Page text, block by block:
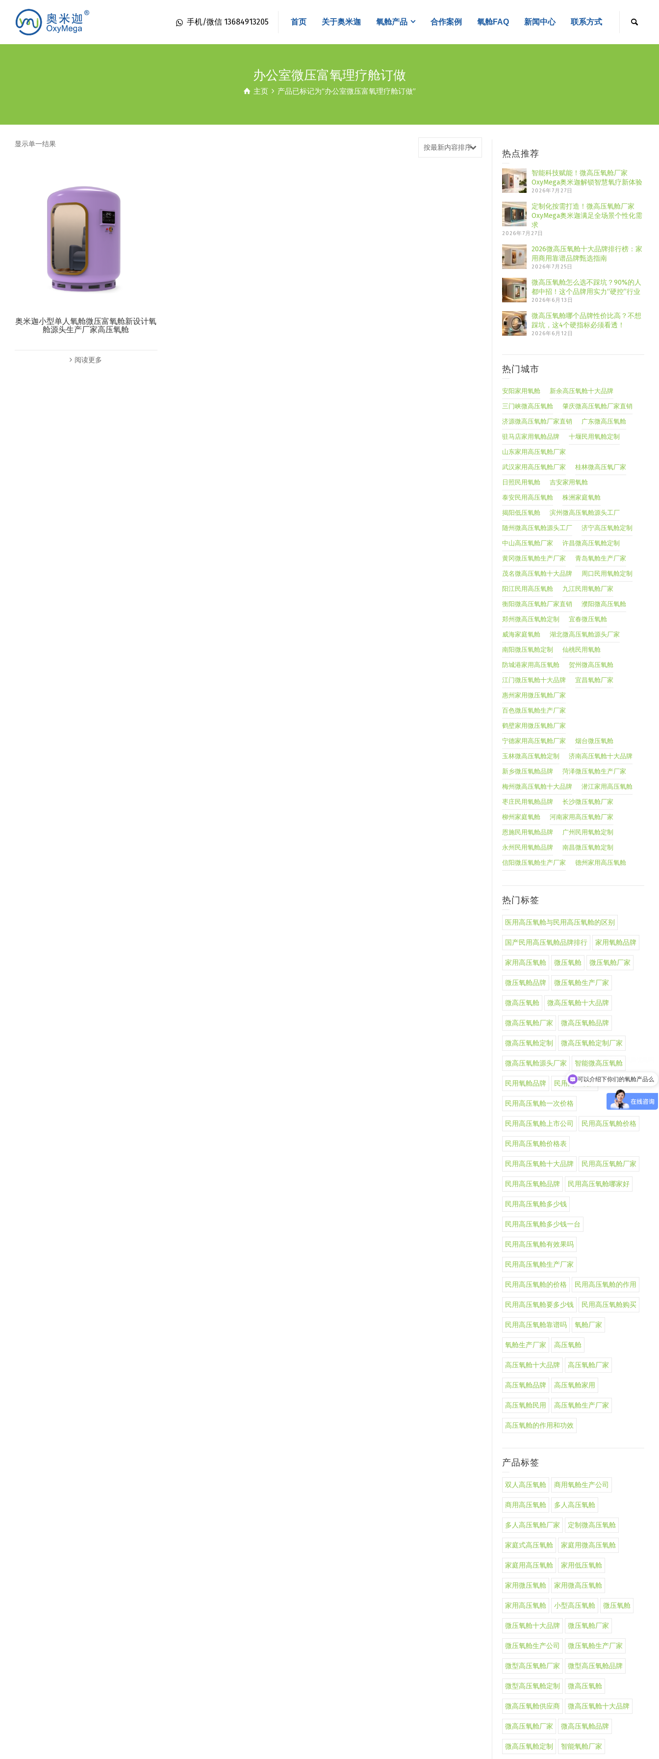
手机/微信 13684913205 首页 关于奥米迦 氧舱产品 合作案例 氧舱FAQ 新闻中心 联系方式
办公室微压富氧理疗舱订做
主页 产品已标记为“办公室微压富氧理疗舱订做”
显示单一结果 按最新内容排序
奥米迦小型单人氧舱微压富氧舱新设计氧
舱源头生产厂家高压氧舱
阅读更多
热点推荐
智能科技赋能！微高压氧舱厂家
OxyMega奥米迦解锁智慧氧疗新体验
2026年7月27日
定制化按需打造！微高压氧舱厂家
OxyMega奥米迦满足全场景个性化需
求
2026年7月27日
2026微高压氧舱十大品牌排行榜：家
用商用靠谱品牌甄选指南
2026年7月25日
微高压氧舱怎么选不踩坑？90%的人
都中招！这个品牌用实力“硬控”行业
2026年6月13日
微高压氧舱哪个品牌性价比高？不想
踩坑，这4个硬指标必须看透！
2026年6月12日
热门城市
安阳家用氧舱 新余高压氧舱十大品牌
三门峡微高压氧舱 肇庆微高压氧舱厂家直销
济源微高压氧舱厂家直销 广东微高压氧舱
驻马店家用氧舱品牌 十堰民用氧舱定制
山东家用高压氧舱厂家
武汉家用高压氧舱厂家 桂林微高压氧厂家
日照民用氧舱 吉安家用氧舱
泰安民用高压氧舱 株洲家庭氧舱
揭阳低压氧舱 滨州微高压氧舱源头工厂
随州微高压氧舱源头工厂 济宁高压氧舱定制
中山高压氧舱厂家 许昌微高压氧舱定制
黄冈微压氧舱生产厂家 青岛氧舱生产厂家
茂名微高压氧舱十大品牌 周口民用氧舱定制
阳江民用高压氧舱 九江民用氧舱厂家
衡阳微高压氧舱厂家直销 濮阳微高压氧舱
郑州微高压氧舱定制 宜春微压氧舱
威海家庭氧舱 湖北微高压氧舱源头厂家
南阳微压氧舱定制 仙桃民用氧舱
防城港家用高压氧舱 贺州微高压氧舱
江门微压氧舱十大品牌 宜昌氧舱厂家
惠州家用微压氧舱厂家
百色微压氧舱生产厂家
鹤壁家用微压氧舱厂家
宁德家用高压氧舱厂家 烟台微压氧舱
玉林微高压氧舱定制 济南高压氧舱十大品牌
新乡微压氧舱品牌 菏泽微压氧舱生产厂家
梅州微高压氧舱十大品牌 潜江家用高压氧舱
枣庄民用氧舱品牌 长沙微压氧舱厂家
柳州家庭氧舱 河南家用高压氧舱厂家
恩施民用氧舱品牌 广州民用氧舱定制
永州民用氧舱品牌 南昌微压氧舱定制
信阳微压氧舱生产厂家 德州家用高压氧舱
热门标签
医用高压氧舱与民用高压氧舱的区别
国产民用高压氧舱品牌排行 家用氧舱品牌
家用高压氧舱 微压氧舱 微压氧舱厂家
微压氧舱品牌 微压氧舱生产厂家
微高压氧舱 微高压氧舱十大品牌
微高压氧舱厂家 微高压氧舱品牌
微高压氧舱定制 微高压氧舱定制厂家
微高压氧舱源头厂家 智能微高压氧舱
民用氧舱品牌 民用高压氧舱
民用高压氧舱一次价格
民用高压氧舱上市公司 民用高压氧舱价格
民用高压氧舱价格表
民用高压氧舱十大品牌 民用高压氧舱厂家
民用高压氧舱品牌 民用高压氧舱哪家好
民用高压氧舱多少钱
民用高压氧舱多少钱一台
民用高压氧舱有效果吗
民用高压氧舱生产厂家
民用高压氧舱的价格 民用高压氧舱的作用
民用高压氧舱要多少钱 民用高压氧舱购买
民用高压氧舱靠谱吗 氧舱厂家
氧舱生产厂家 高压氧舱
高压氧舱十大品牌 高压氧舱厂家
高压氧舱品牌 高压氧舱家用
高压氧舱民用 高压氧舱生产厂家
高压氧舱的作用和功效
产品标签
双人高压氧舱 商用氧舱生产公司
商用高压氧舱 多人高压氧舱
多人高压氧舱厂家 定制微高压氧舱
家庭式高压氧舱 家庭用微高压氧舱
家庭用高压氧舱 家用低压氧舱
家用微压氧舱 家用微高压氧舱
家用高压氧舱 小型高压氧舱 微压氧舱
微压氧舱十大品牌 微压氧舱厂家
微压氧舱生产公司 微压氧舱生产厂家
微型高压氧舱厂家 微型高压氧舱品牌
微型高压氧舱定制 微高压氧舱
微高压氧舱供应商 微高压氧舱十大品牌
微高压氧舱厂家 微高压氧舱品牌
微高压氧舱定制 智能氧舱厂家
可以介绍下你们的氧舱产品么